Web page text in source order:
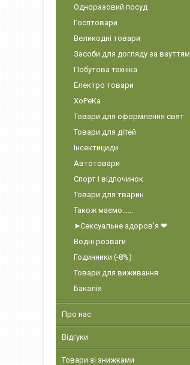
Одноразовий посуд
Госптовари
Великодні товари
Засоби для догляду за взуттям
Побутова техніка
Електро товари
ХоРеКа
Товари для оформлення свят
Товари для дітей
Інсектициди
Автотовари
Спорт і відпочинок
Товари для тварин
Також маємо......
➤Сексуальне здоров'я ❤
Водні розваги
Годинники (-8%)
Товари для виживання
Бакалія
Про нас
Відгуки
Товари зі знижками